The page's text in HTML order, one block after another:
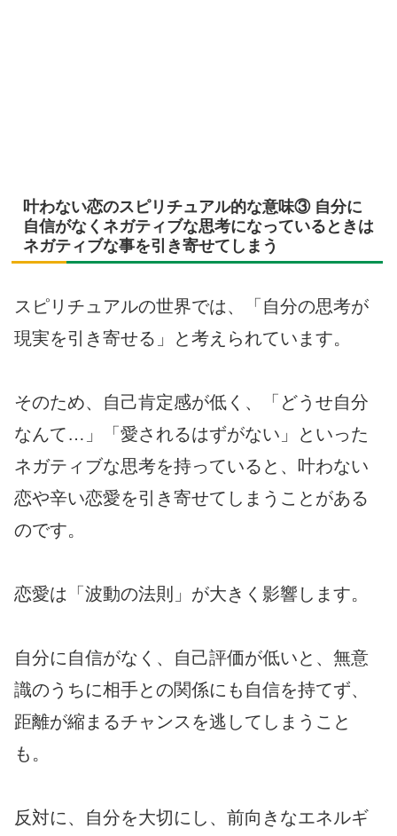
叶わない恋のスピリチュアル的な意味③ 自分に
自信がなくネガティブな思考になっているときは
ネガティブな事を引き寄せてしまう
スピリチュアルの世界では、「自分の思考が
現実を引き寄せる」と考えられています。
そのため、自己肯定感が低く、「どうせ自分
なんて…」「愛されるはずがない」といった
ネガティブな思考を持っていると、叶わない
恋や辛い恋愛を引き寄せてしまうことがある
のです。
恋愛は「波動の法則」が大きく影響します。
自分に自信がなく、自己評価が低いと、無意
識のうちに相手との関係にも自信を持てず、
距離が縮まるチャンスを逃してしまうこと
も。
反対に、自分を大切にし、前向きなエネルギ